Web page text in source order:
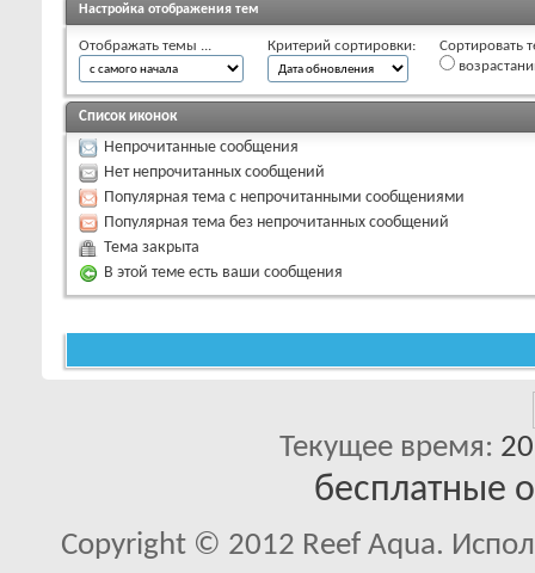
Настройка отображения тем
Отображать темы ... Критерий сортировки:
Сортировать
Список иконок
Непрочитанные сообщения
Нет непрочитанных сообщений
Популярная тема с непрочитанными сообщениями
Популярная тема без непрочитанных сообщений
Тема закрыта
В этой теме есть ваши сообщения
Текущее время:
бесплатные
Copyright © 2012 Reef Aqua.